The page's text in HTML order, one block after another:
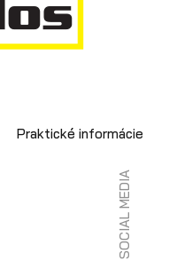
Praktické informácie
SOCIAL MEDIA